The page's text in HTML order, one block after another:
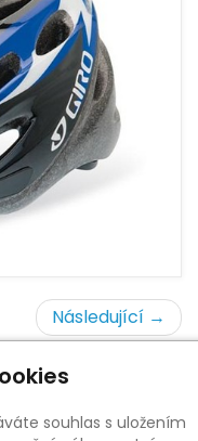
Následující →
souhlas s uložením